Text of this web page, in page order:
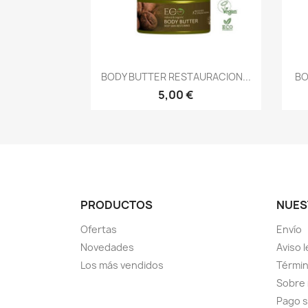
Vista rápida
BODY BUTTER RESTAURACION...
5,00 €
PRODUCTOS
Ofertas
Novedades
Los más vendidos
Envío
Aviso
Pago